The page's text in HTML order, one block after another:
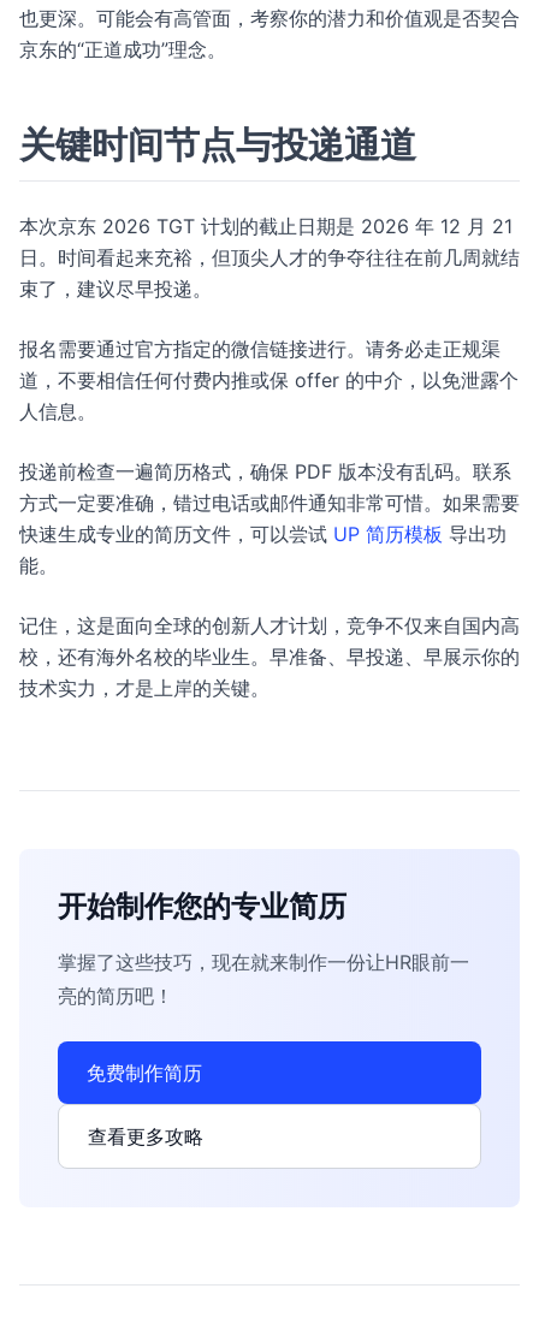
也更深。可能会有高管面，考察你的潜力和价值观是否契合
京东的“正道成功”理念。
关键时间节点与投递通道
本次京东 2026 TGT 计划的截止日期是 2026 年 12 月 21
日。时间看起来充裕，但顶尖人才的争夺往往在前几周就结
束了，建议尽早投递。
报名需要通过官方指定的微信链接进行。请务必走正规渠
道，不要相信任何付费内推或保 offer 的中介，以免泄露个
人信息。
投递前检查一遍简历格式，确保 PDF 版本没有乱码。联系
方式一定要准确，错过电话或邮件通知非常可惜。如果需要
快速生成专业的简历文件，可以尝试 UP 简历模板 导出功
能。
记住，这是面向全球的创新人才计划，竞争不仅来自国内高
校，还有海外名校的毕业生。早准备、早投递、早展示你的
技术实力，才是上岸的关键。
开始制作您的专业简历
掌握了这些技巧，现在就来制作一份让HR眼前一
亮的简历吧！
免费制作简历
查看更多攻略